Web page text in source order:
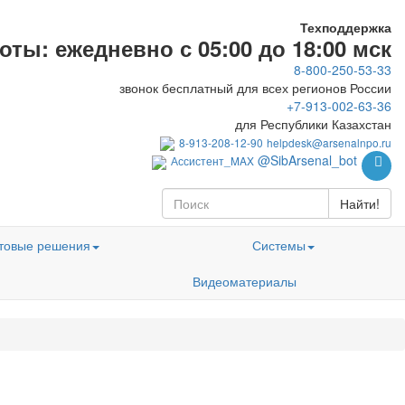
Техподдержка
ежедневно с 05:00 до 18:00 мск
8-800-250-53-33
звонок бесплатный для всех регионов России
+7-913-002-63-36
для Республики Казахстан
8-913-208-12-90 helpdesk@arsenalnpo.ru
Ассистент_MAX @SibArsenal_bot
Найти!
решения
Системы
Видеоматериалы